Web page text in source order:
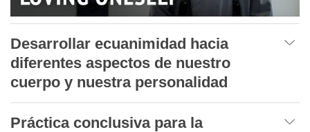
Desarrollar ecuanimidad hacia
diferentes aspectos de nuestro
cuerpo y nuestra personalidad
Práctica conclusiva para la